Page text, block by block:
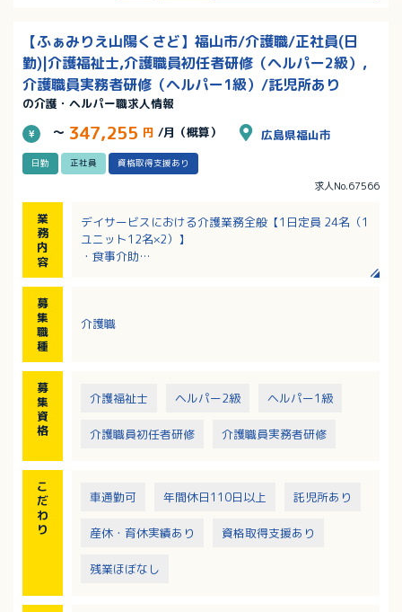
【ふぁみりえ山陽くさど】福山市/介護職/正社員(日
勤)|介護福祉士,介護職員初任者研修（ヘルパー2級）,
介護職員実務者研修（ヘルパー1級）/託児所あり
の介護・ヘルパー職求人情報
～ 347,255 円 /月（概算） 広島県福山市
日勤 正社員 資格取得支援あり
求人No.67566
業
務
内
容
デイサービスにおける介護業務全般【1日定員 24名（1
ユニット12名×2）】
・食事介助
・レクリエーション
募
集
職
種
介護職
募
集
資
格
介護福祉士 ヘルパー2級 ヘルパー1級
介護職員初任者研修 介護職員実務者研修
こ
だ
わ
り
車通勤可 年間休日110日以上 託児所あり
産休・育休実績あり 資格取得支援あり
残業ほぼなし